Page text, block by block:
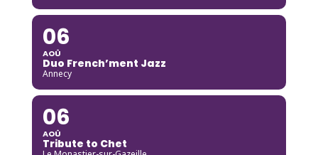
06
AOÛ
Duo French’ment Jazz
Annecy
06
AOÛ
Tribute to Chet